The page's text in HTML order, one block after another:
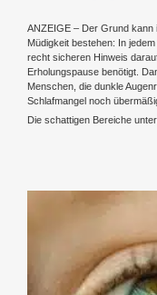
ANZEIGE – Der Grund kann
Müdigkeit bestehen: In
recht sicheren Hinweis
Erholungspause benötigt.
Menschen, die dunkle
Schlafmangel noch
Die schattigen Bereiche